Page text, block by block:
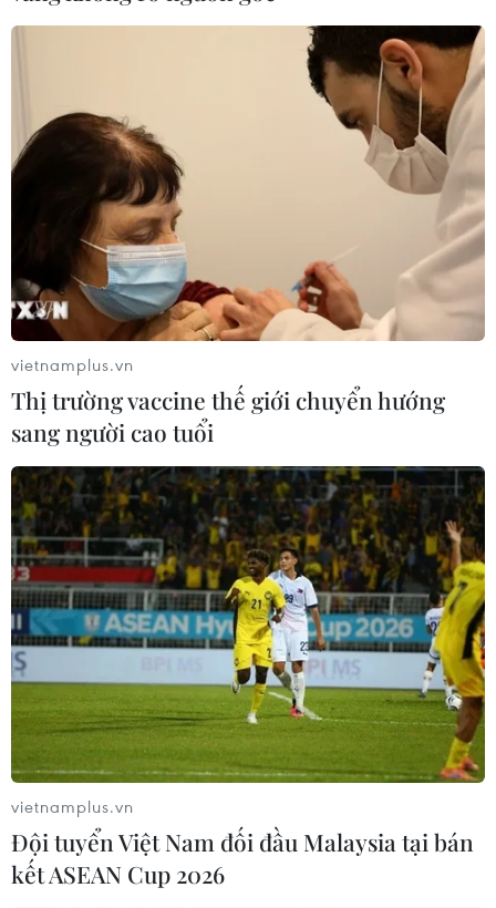
vietnamplus.vn
Thị trường vaccine thế giới chuyển hướng
sang người cao tuổi
vietnamplus.vn
Đội tuyển Việt Nam đối đầu Malaysia tại bán
kết ASEAN Cup 2026